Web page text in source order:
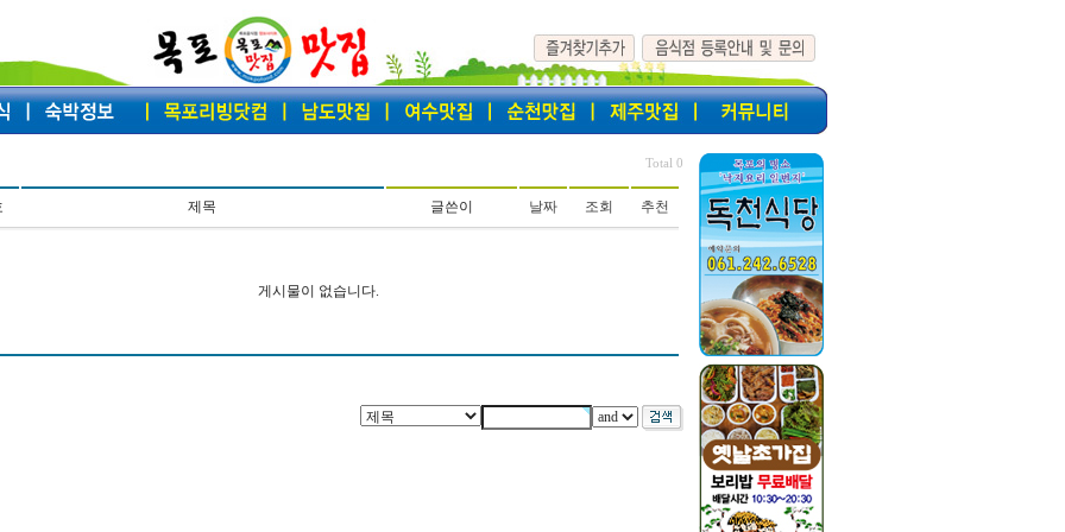
Total 0
제목 글쓴이 날짜 조회 추천
게시물이 없습니다.